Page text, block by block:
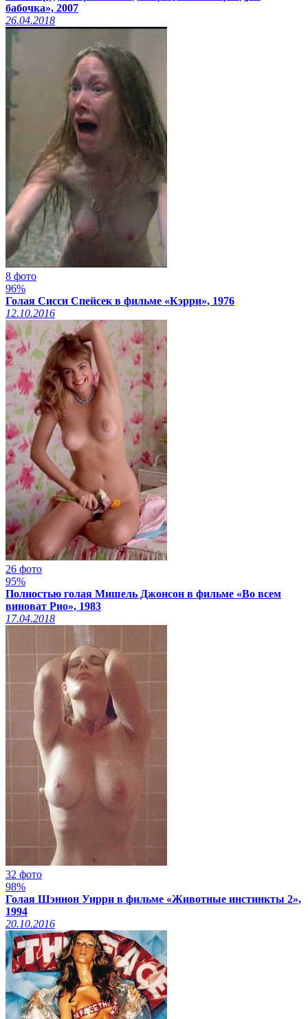
бабочка», 2007
26.04.2018
8 фото
96%
Голая Сисси Спейсек в фильме «Кэрри», 1976
12.10.2016
26 фото
95%
Полностью голая Мишель Джонсон в фильме «Во всем
виноват Рио», 1983
17.04.2018
32 фото
98%
Голая Шэннон Уирри в фильме «Животные инстинкты 2»,
1994
20.10.2016